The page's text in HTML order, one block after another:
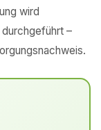
wird
–